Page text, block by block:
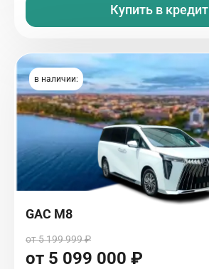
Купить в кредит
в наличии:
GAC M8
от 5 199 999 ₽
от 5 099 000 ₽